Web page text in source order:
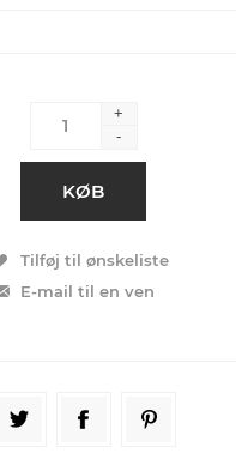
+
-